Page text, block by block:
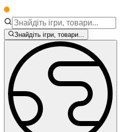
Знайдіть ігри, товари...